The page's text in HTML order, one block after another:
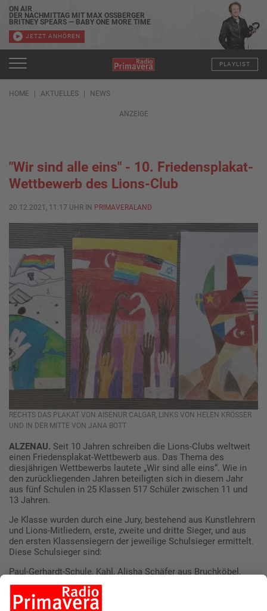
ON AIR
DER NACHMITTAG MIT MAX OSSBERGER
BRITNEY SPEARS — BABY ONE MORE TIME
JETZT ANHÖREN
PLAYLIST
HOME AKTUELLES NEWS
ANZEIGE
"Wir sind alle eins" - 10. Friedensplakat-
Wettbewerb des Lions-Club
20.12.2021, 11:17 UHR IN PRIMAVERALAND
RECHTS DAS PLAKAT VON AISENUR CALGAR, LINKS VON HELEN KRÖSSER
UND IN DER MITTE VON JANA BOTT
ALZENAU. Seit 10 Jahren schreiben die Lions-Clubs weltweit
einen Friedensplakat-Wettbewerb aus. Das Thema des
diesjährigen Wettbewerbs lautete „Wir sind alle eins“. Wie in
den zurückliegenden Jahren beteiligten sich in diesem Jahr
aus fünf Schulen in 25 Klassen 517 Schüler zwischen 11 und
13 Jahren.
Je Klasse wurden durch eine Jury, bestehend aus Kunstlehrern
und Lions-Mitliedern, erste, zweite und dritte Sieger, und aus
den ersten Klassensiegern der jeweilige Schulsieger ermittelt.
Diese Schulsieger sind:
Paul-Gerhardt-Schule, Kahl, Alisha Schäfer aus Bruchköbel,
Karl-Amberg-Mittelschule, Alzenau, Evangeline Ann Graham
aus Karlstein,